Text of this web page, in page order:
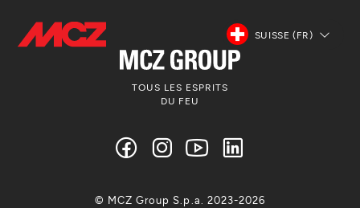
SUISSE (FR)
TOUS LES ESPRITS
DU FEU
© MCZ Group S.p.a. 2023-2026